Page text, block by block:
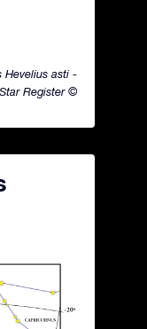
Hevelius asti -
Register ©